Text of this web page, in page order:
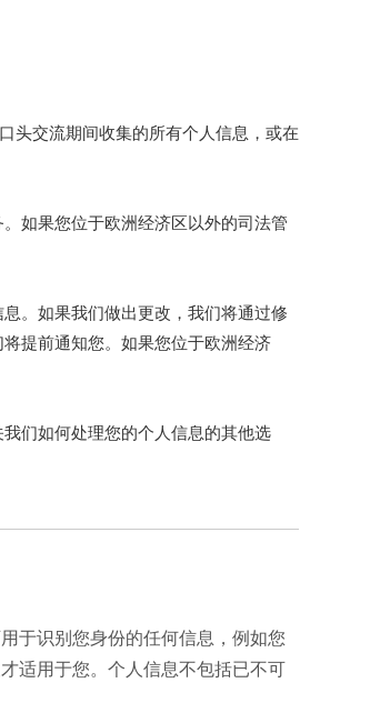
العربية
Español
Italiano
한국어
头交流期间收集的所有个人信息，或在
如果您位于欧洲经济区以外的司法管
。如果我们做出更改，我们将通过修
提前通知您。如果您位于欧洲经济
们如何处理您的个人信息的其他选
于识别您身份的任何信息，例如您
适用于您。个人信息不包括已不可